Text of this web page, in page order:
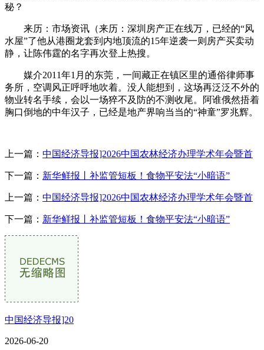
秘？
来历：市场资讯（来历：深圳房产正在线万，已经的“风
水屋”了他从港圈龙套到内地顶流的15年逆袭一则房产买卖动
静，让陈伟霆的名字再次登上热搜。
媒介2011年1月的东莞，一间藏正在镇区里的通俗律师事
务所，空调风正呼呼地吹着。没人能想到，这场再泛泛不外的
物业转名手续，会以一场猝不及防的不测收尾。阿谁俄然捂着
胸口倒地的中年汉子，已经是地产界响当当的“神童”罗兆辉。
上一篇： 中国经济导报]2026中国农林经济办理学术年会暨首
下一篇： 新华鲜报丨补监管短板！食物平安法“小暗语”
上一篇： 中国经济导报]2026中国农林经济办理学术年会暨首
下一篇： 新华鲜报丨补监管短板！食物平安法“小暗语”
中国经济导报]20
2026-06-20